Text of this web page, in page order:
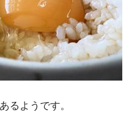
るようです。